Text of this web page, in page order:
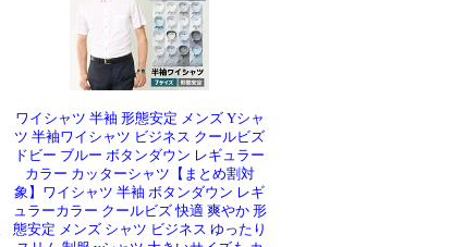
ワイシャツ 半袖 形態安定 メンズ Yシャ
ツ 半袖ワイシャツ ビジネス クールビズ
ドビー ブルー ボタンダウン レギュラー
カラー カッターシャツ【まとめ割対
象】ワイシャツ 半袖 ボタンダウン レギ
ュラーカラー クールビズ 快適 爽やか 形
態安定 メンズ シャツ ビジネス ゆったり